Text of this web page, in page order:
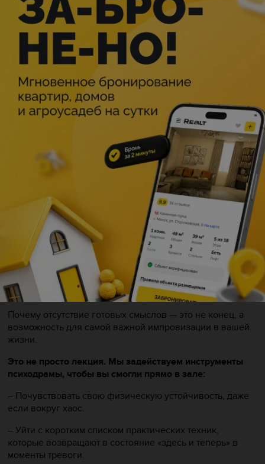
Мы привыкли опираться на внешнее: стабильную
работу, понятные планы, привычный статус и
социальные связи. Но что делать, когда декорации
привычного мира рушатся, а старые сценарии «как жить
правильно» перестают работать?
Когда внешние опоры исчезают, мы часто
проваливаемся в выгорание и потерю смыслов. В
психологии это состояние называют «экзистенциальным
вакуумом», а в психодраме — потерей спонтанности. Мы
замираем, пытаясь удержать обломки прошлого.
О чем мы будем говорить на встрече:
Почему тело — это единственная «сцена», которая
всегда с нами, и как научиться на неё полагаться.
Выгорание как сигнал.
Как понять, что ваша внутренняя роль «застыла», и как
запустить процесс обновления.
3.Творчество в пустоте.
Почему отсутствие готовых смыслов — это не конец, а
возможность для самой важной импровизации в вашей
жизни.
Это не просто лекция. Мы задействуем инструменты
психодрамы, чтобы вы смогли прямо в зале:
– Почувствовать свою физическую устойчивость, даже
если вокруг хаос.
– Уйти с коротким списком практических техник,
которые возвращают в состояние «здесь и теперь» в
моменты тревоги.